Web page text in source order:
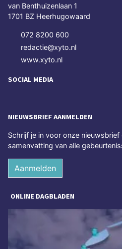
van Benthuizenlaan 1
1701 BZ Heerhugowaard
072 8200 600
redactie@xyto.nl
www.xyto.nl
SOCIAL MEDIA
NIEUWSBRIEF AANMELDEN
Schrijf je in voor onze
samenvatting van alle
Aanmelden
ONLINE DAGBLADEN